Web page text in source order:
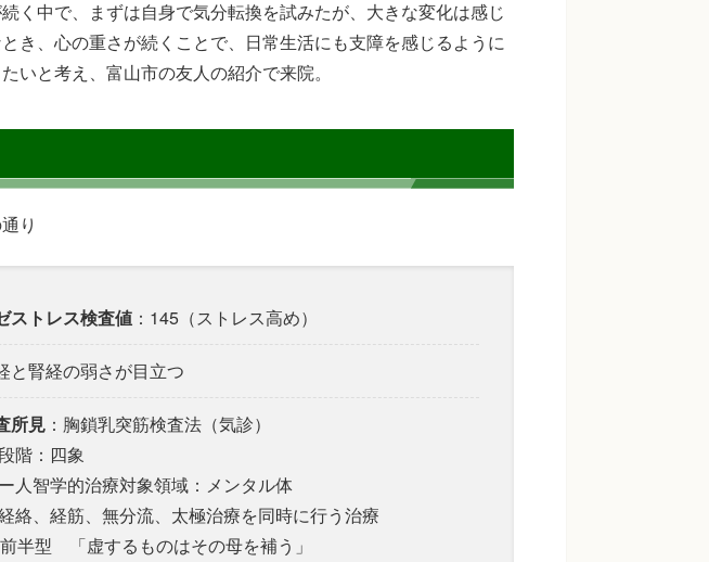
く中で、まずは自身で気分転換を試みたが、大きな変化は感じ
き、心の重さが続くことで、日常生活にも支障を感じるように
いと考え、富山市の友人の紹介で来院。
り
ストレス検査値 ：145（ストレス高め）
と腎経の弱さが目立つ
所見 ：胸鎖乳突筋検査法（気診）
階：四象
人智学的治療対象領域：メンタル体
絡、経筋、無分流、太極治療を同時に行う治療
半型 「虚するものはその母を補う」